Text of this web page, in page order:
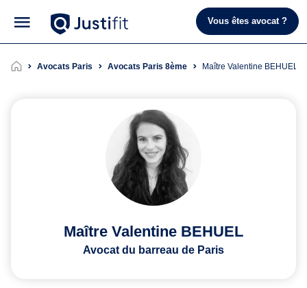
Vous êtes avocat ?
Avocats Paris Avocats Paris 8ème Maître Valentine BEHUEL
Maître Valentine BEHUEL
Avocat du barreau de Paris